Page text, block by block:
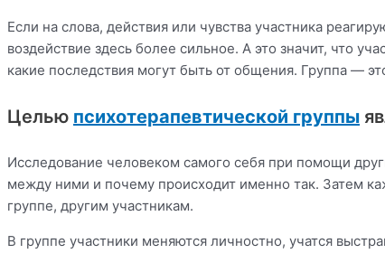
Если на слова, действия или чувства участника
воздействие здесь более сильное. А это значит, что
какие последствия могут быть от общения. Группа —
Целью психотерапевтической группы
Исследование человеком самого себя при помощи
между ними и почему происходит именно так. Затем
группе, другим участникам.
В группе участники меняются личностно, учатся